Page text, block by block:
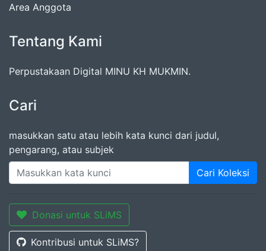
Area Anggota
Tentang Kami
Perpustakaan Digital MINU KH MUKMIN.
Cari
masukkan satu atau lebih kata kunci dari judul,
pengarang, atau subjek
Cari Koleksi
Donasi untuk SLiMS
Kontribusi untuk SLiMS?